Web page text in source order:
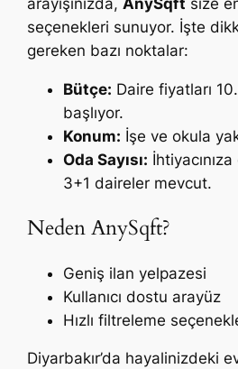
arayışınızda,AnySqft size
seçenekleri sunuyor. İşte
gereken bazı noktalar:
Bütçe: Daire fiyatları
başlıyor.
Konum: İşe ve okula
Oda Sayısı:
3+1 daireler mevcut.
Neden AnySqft?
Geniş ilan yelpazesi
Kullanıcı dostu arayüz
Hızlı filtreleme
Diyarbakır’da hayalinizdeki